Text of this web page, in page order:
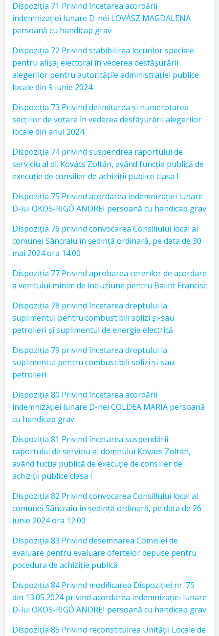
Dispoziția 71 Privind încetarea acordării
indemnizației lunare D-nei LOVÁSZ MAGDALENA
persoană cu handicap grav
Dispoziția 72 Privind stabibilirea locurilor speciale
pentru afișaj electoral în vederea desfășurării
alegerilor pentru autoritățile administrației publice
locale din 9 iunie 2024
Dispoziția 73 Privind delimitarea și numerotarea
secțiilor de votare în vederea desfășurării alegerilor
locale din anul 2024
Dispoziția 74 privind suspendrea raportului de
serviciu al dl. Kovács Zoltán, având funcția publică de
execuție de consilier de achiziții publice clasa I
Dispoziția 75 Privind acordarea indemnizației lunare
D-lui OKOS-RIGÓ ANDREI persoană cu handicap grav
Dispoziția 76 privind convocarea Consiliului local al
comunei Sâncraiu în ședință ordinară, pe data de 30
mai 2024 ora 14.00
Dispoziția 77 Privind aprobarea cererilor de acordare
a venitului minim de incluziune pentru Balint Francisc
Dispoziția 78 privind încetarea dreptului la
suplimentul pentru combustibili solizi și-sau
petrolieri și suplimentul de energie electrică
Dispoziția 79 privind încetarea dreptului la
suplimentul pentru combustibili solizi și-sau
petrolieri
Dispoziția 80 Privind încetarea acordării
indemnizației lunare D-nei COLDEA MARIA persoană
cu handicap grav
Dispoziția 81 Privind încetarea suspendării
raportului de serviciu al domnului Kovács Zoltán,
având fucția publică de execuție de consilier de
achiziții publice clasa I
Dispoziția 82 Privind convocarea Consiliului local al
comunei Sâncraiu în ședință ordinară, pe data de 26
iunie 2024 ora 12.00
Dispoziția 83 Privind desemnarea Comisiei de
evaluare pentru evaluare ofertelor depuse pentru
pocedura de achiziție publică
Dispoziția 84 Privind modificarea Dispoziției nr. 75
din 13.05.2024 privind acordarea indemnizației lunare
D-lui OKOS-RIGÓ ANDREI persoană cu handicap grav
Dispoziția 85 Privind reconstituirea Unității Locale de